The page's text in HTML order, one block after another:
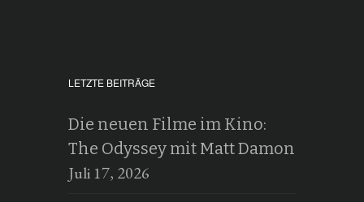
LETZTE BEITRÄGE
Die neuen Filme im Kino:
The Odyssey mit Matt Damon
Juli 17, 2026